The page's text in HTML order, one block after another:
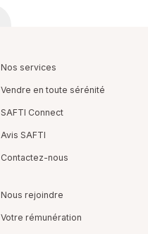
Nos services
Vendre en toute sérénité
SAFTI Connect
Avis SAFTI
Contactez-nous
Nous rejoindre
Votre rémunération